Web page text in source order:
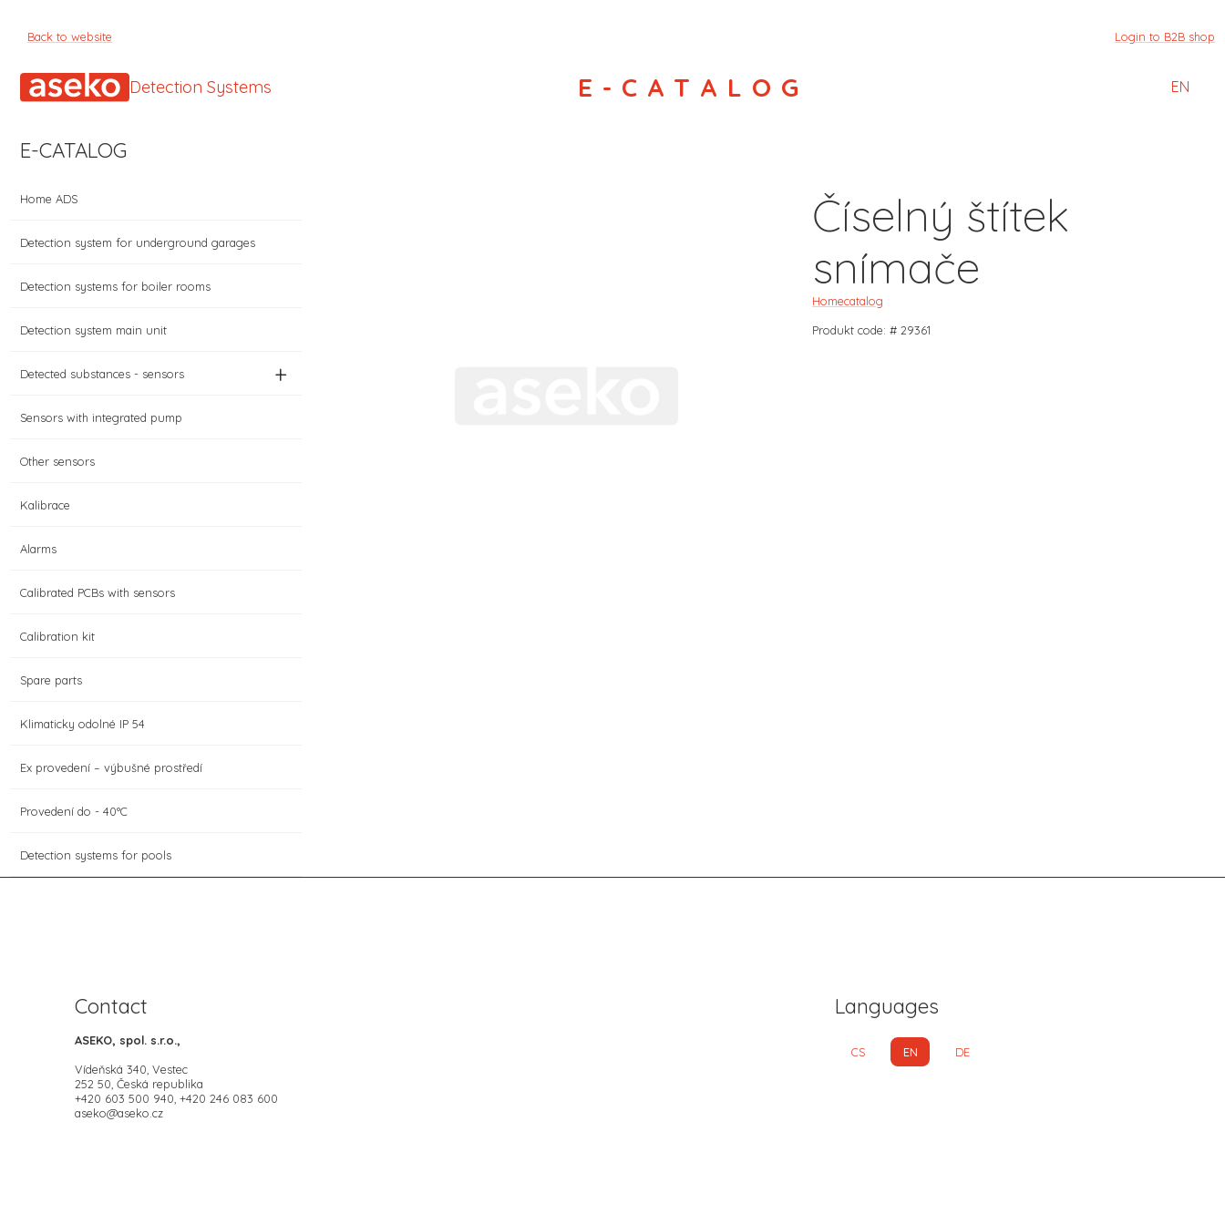
Back to website Login to B2B shop
Detection Systems E-CATALOG EN
E-CATALOG
Home ADS
Detection system for underground garages
Detection systems for boiler rooms
Detection system main unit
Detected substances - sensors +
Sensors with integrated pump
Other sensors
Kalibrace
Alarms
Calibrated PCBs with sensors
Calibration kit
Spare parts
Klimaticky odolné IP 54
Ex provedení – výbušné prostředí
Provedení do - 40°C
Detection systems for pools
Číselný štítek
snímače
Homecatalog
Produkt code: # 29361
Contact
ASEKO, spol. s.r.o.,
Vídeňská 340, Vestec
252 50, Česká republika
+420 603 500 940, +420 246 083 600
aseko@aseko.cz
Languages
CS EN DE